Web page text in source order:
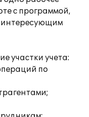
с программой,
интересующим
участки учета:
по